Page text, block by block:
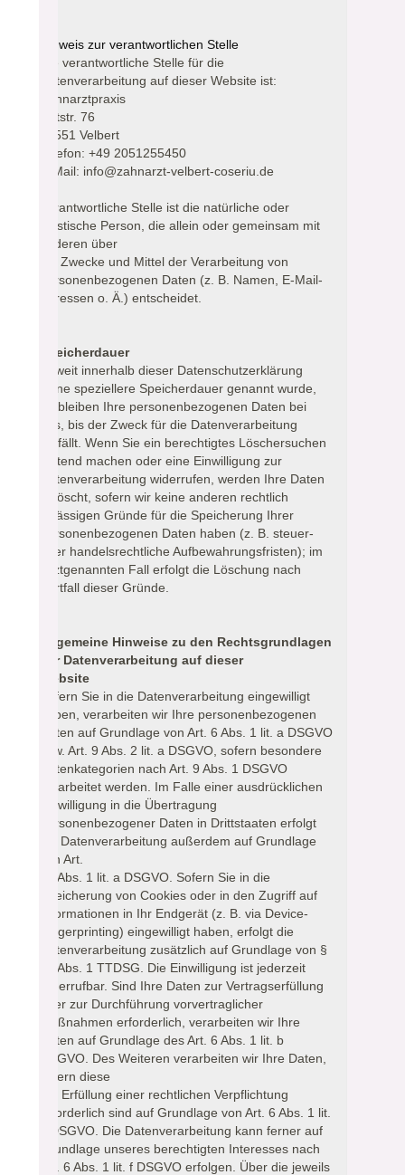
Hinweis zur verantwortlichen Stelle
Die verantwortliche Stelle für die
Datenverarbeitung auf dieser Website ist:
Zahnarztpraxis
Oststr. 76
42551 Velbert
Telefon: +49 2051255450
E-Mail: info@zahnarzt-velbert-coseriu.de
Verantwortliche Stelle ist die natürliche oder
juristische Person, die allein oder gemeinsam mit
anderen über
die Zwecke und Mittel der Verarbeitung von
personenbezogenen Daten (z. B. Namen, E-Mail-
Adressen o. Ä.) entscheidet.
Speicherdauer
Soweit innerhalb dieser Datenschutzerklärung
keine speziellere Speicherdauer genannt wurde,
verbleiben Ihre personenbezogenen Daten bei
uns, bis der Zweck für die Datenverarbeitung
entfällt. Wenn Sie ein berechtigtes Löschersuchen
geltend machen oder eine Einwilligung zur
Datenverarbeitung widerrufen, werden Ihre Daten
gelöscht, sofern wir keine anderen rechtlich
zulässigen Gründe für die Speicherung Ihrer
personenbezogenen Daten haben (z. B. steuer-
oder handelsrechtliche Aufbewahrungsfristen); im
letztgenannten Fall erfolgt die Löschung nach
Fortfall dieser Gründe.
Allgemeine Hinweise zu den Rechtsgrundlagen
der Datenverarbeitung auf dieser
Website
Sofern Sie in die Datenverarbeitung eingewilligt
haben, verarbeiten wir Ihre personenbezogenen
Daten auf Grundlage von Art. 6 Abs. 1 lit. a DSGVO
bzw. Art. 9 Abs. 2 lit. a DSGVO, sofern besondere
Datenkategorien nach Art. 9 Abs. 1 DSGVO
verarbeitet werden. Im Falle einer ausdrücklichen
Einwilligung in die Übertragung
personenbezogener Daten in Drittstaaten erfolgt
die Datenverarbeitung außerdem auf Grundlage
von Art.
49 Abs. 1 lit. a DSGVO. Sofern Sie in die
Speicherung von Cookies oder in den Zugriff auf
Informationen in Ihr Endgerät (z. B. via Device-
Fingerprinting) eingewilligt haben, erfolgt die
Datenverarbeitung zusätzlich auf Grundlage von §
25 Abs. 1 TTDSG. Die Einwilligung ist jederzeit
widerrufbar. Sind Ihre Daten zur Vertragserfüllung
oder zur Durchführung vorvertraglicher
Maßnahmen erforderlich, verarbeiten wir Ihre
Daten auf Grundlage des Art. 6 Abs. 1 lit. b
DSGVO. Des Weiteren verarbeiten wir Ihre Daten,
sofern diese
zur Erfüllung einer rechtlichen Verpflichtung
erforderlich sind auf Grundlage von Art. 6 Abs. 1 lit.
c DSGVO. Die Datenverarbeitung kann ferner auf
Grundlage unseres berechtigten Interesses nach
Art. 6 Abs. 1 lit. f DSGVO erfolgen. Über die jeweils